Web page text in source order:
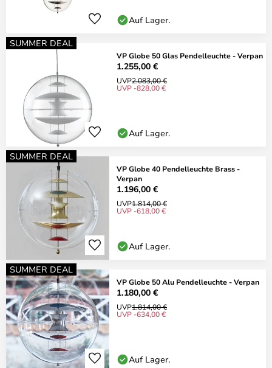
Auf Lager.
SUMMER DEAL
VP Globe 50 Glas Pendelleuchte - Verpan
1.255,00 €
UVP2.083,00 €
UVP -828,00 €
Auf Lager.
SUMMER DEAL
VP Globe 40 Pendelleuchte Brass -
Verpan
1.196,00 €
UVP1.814,00 €
UVP -618,00 €
Auf Lager.
SUMMER DEAL
VP Globe 50 Alu Pendelleuchte - Verpan
1.180,00 €
UVP1.814,00 €
UVP -634,00 €
Auf Lager.